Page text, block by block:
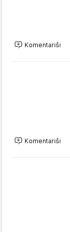
Komentariši
Komentariši